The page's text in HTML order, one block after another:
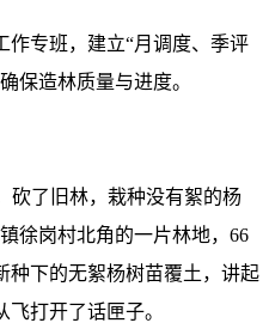
作专班，建立“月调度、季评
保造林质量与进度。
砍了旧林，栽种没有絮的杨
徐岗村北角的一片林地，66
种下的无絮杨树苗覆土，讲起
打开了话匣子。